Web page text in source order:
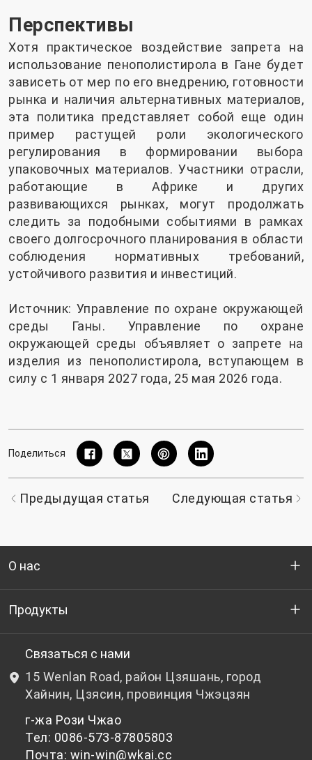
Перспективы
Хотя практическое воздействие запрета на
использование пенополистирола в Гане будет
зависеть от мер по его внедрению, готовности
рынка и наличия альтернативных материалов,
эта политика представляет собой еще один
пример растущей роли экологического
регулирования в формировании выбора
упаковочных материалов. Участники отрасли,
работающие в Африке и других
развивающихся рынках, могут продолжать
следить за подобными событиями в рамках
своего долгосрочного планирования в области
соблюдения нормативных требований,
устойчивого развития и инвестиций.
Источник: Управление по охране окружающей
среды Ганы. Управление по охране
окружающей среды объявляет о запрете на
изделия из пенополистирола, вступающем в
силу с 1 января 2027 года, 25 мая 2026 года.
Поделиться
Предыдущая статья Следующая статья
О нас
Кто мы
НИОКР
Новости и события
политика конфиденциальности
Продукты
Бутылочный ПЭТ-гранулят
Небутылочный ПЭТ-гранулят
Связаться с нами
15 Wenlan Road, район Цзяшань, город
Хайнин, Цзясин, провинция Чжэцзян
г-жа Рози Чжао
Тел: 0086-573-87805803
Почта: win-win@wkai.cc